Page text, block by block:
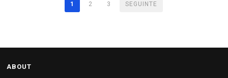
1 2 3 SEGUINTE
ABOUT